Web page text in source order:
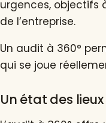
urgences, objectifs
de l’entreprise.
Un audit à 360°
qui se joue
Un état des